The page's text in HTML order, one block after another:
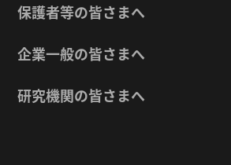
保護者等の皆さまへ
企業一般の皆さまへ
研究機関の皆さまへ